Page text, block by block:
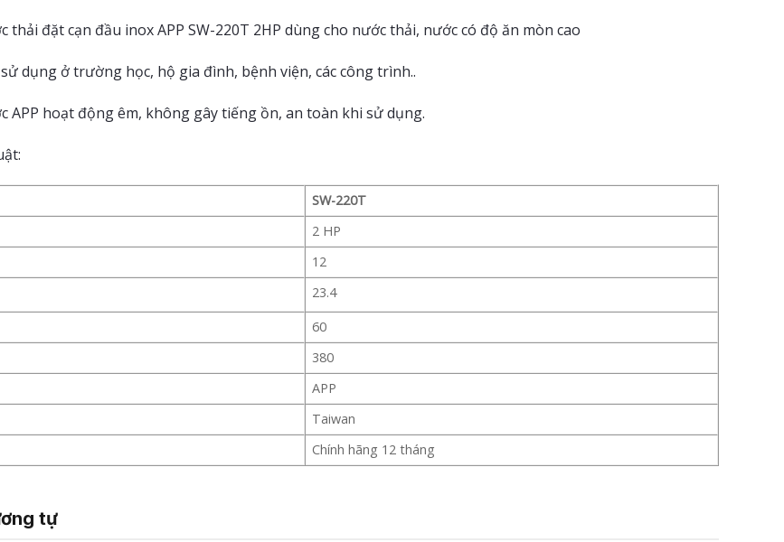
thải đặt cạn đầu inox APP SW-220T 2HP dùng cho nước thải, nước có độ ăn mòn cao
dụng ở trường học, hộ gia đình, bệnh viện, các công trình..
APP hoạt động êm, không gây tiếng ồn, an toàn khi sử dụng.
SW-220T
2 HP
12
23.4
60
380
APP
Taiwan
Chính hãng 12 tháng
tự